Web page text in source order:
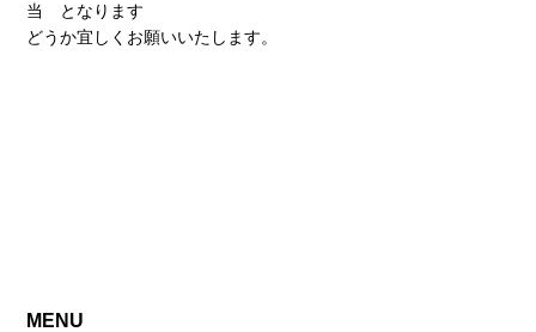
当 となります
どうか宜しくお願いいたします。
MENU